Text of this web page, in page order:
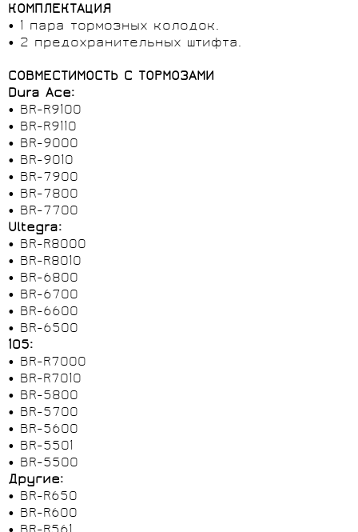
КОМПЛЕКТАЦИЯ
• 1 пара тормозных колодок.
• 2 предохранительных штифта.
СОВМЕСТИМОСТЬ С ТОРМОЗАМИ
Dura Ace:
• BR-R9100
• BR-R9110
• BR-9000
• BR-9010
• BR-7900
• BR-7800
• BR-7700
Ultegra:
• BR-R8000
• BR-R8010
• BR-6800
• BR-6700
• BR-6600
• BR-6500
105:
• BR-R7000
• BR-R7010
• BR-5800
• BR-5700
• BR-5600
• BR-5501
• BR-5500
Другие:
• BR-R650
• BR-R600